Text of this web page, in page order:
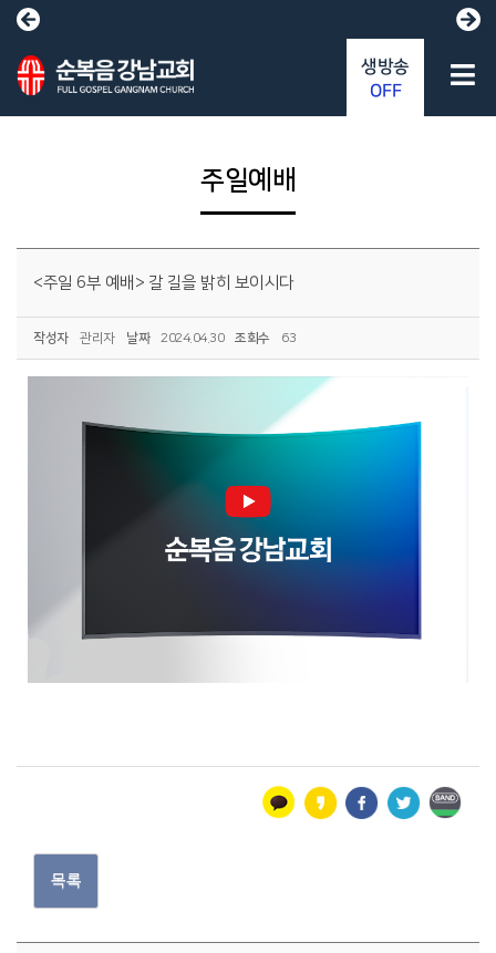
주일예배
<주일 6부 예배> 갈 길을 밝히 보이시다
작성자 관리자 날짜 2024.04.30 조회수 63
목록
생방송
OFF